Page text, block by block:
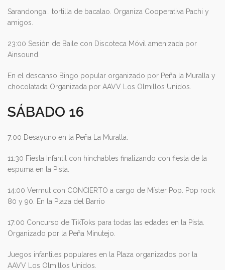
Sarandonga… tortilla de bacalao. Organiza Cooperativa Pachi y
amigos.
23:00 Sesión de Baile con Discoteca Móvil amenizada por
Ainsound.
En el descanso Bingo popular organizado por Peña la Muralla y
chocolatada Organizada por AAVV Los Olmillos Unidos.
SÁBADO 16
7:00 Desayuno en la Peña La Muralla.
11:30 Fiesta Infantil con hinchables finalizando con fiesta de la
espuma en la Pista.
14:00 Vermut con CONCIERTO a cargo de Míster Pop. Pop rock
80 y 90. En la Plaza del Barrio
17:00 Concurso de TikToks para todas las edades en la Pista.
Organizado por la Peña Minutejo.
Juegos infantiles populares en la Plaza organizados por la
AAVV Los Olmillos Unidos.